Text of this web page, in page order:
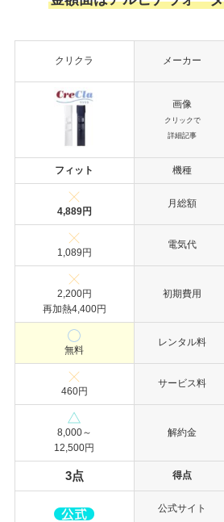
クリクラ メーカー
画像
クリックで
詳細記事
フィット 機種
4,889円
月総額
1,089円
電気代
2,200円
再加熱4,400円
初期費用
無料
レンタル料
460円
サービス料
8,000～
12,500円
解約金
3点 得点
公式サイト